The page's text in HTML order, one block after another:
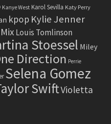
Kanye West Karol Sevilla Katy Perry
kpop Kylie Jenner
Louis Tomlinson
Stoessel Miley
Direction Perrie
Selena Gomez
SwiftVioletta